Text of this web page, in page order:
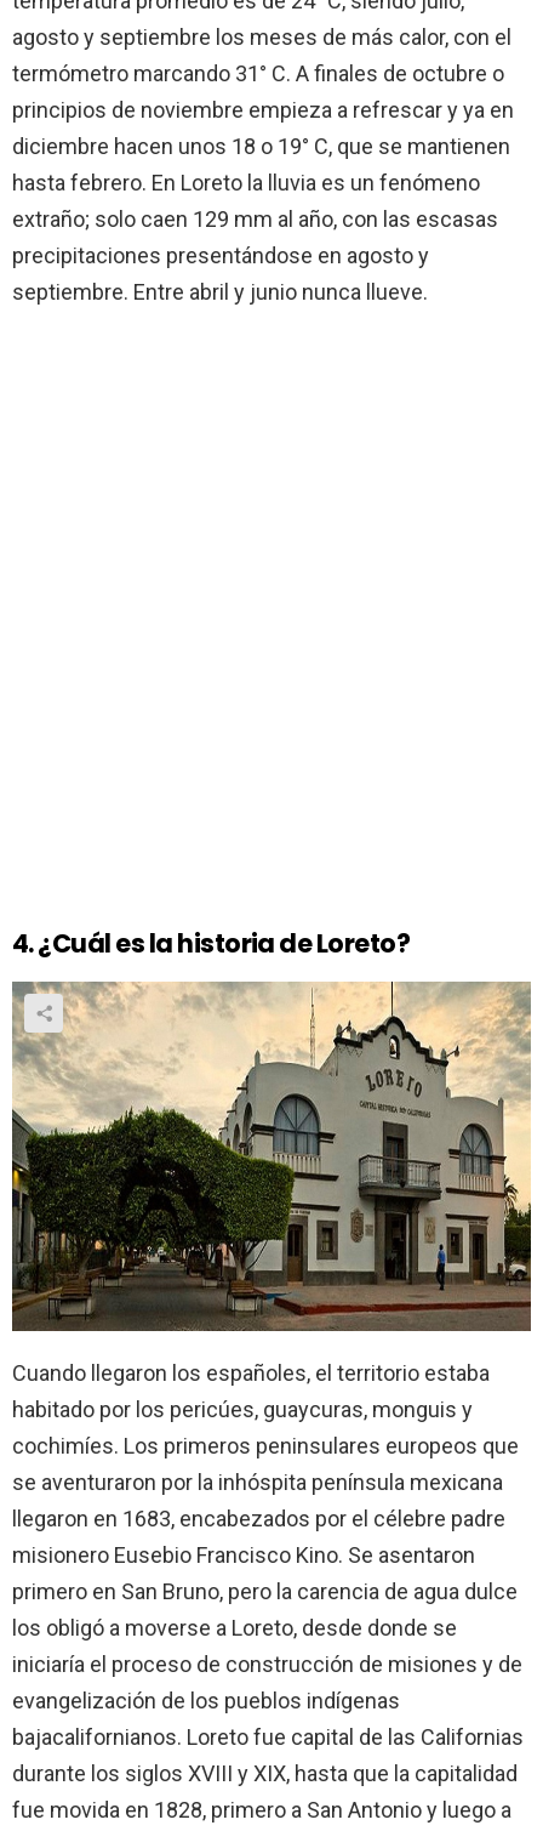
agosto y septiembre los meses de más calor, con el
termómetro marcando 31° C. A finales de octubre o
principios de noviembre empieza a refrescar y ya en
diciembre hacen unos 18 o 19° C, que se mantienen
hasta febrero. En Loreto la lluvia es un fenómeno
extraño; solo caen 129 mm al año, con las escasas
precipitaciones presentándose en agosto y
septiembre. Entre abril y junio nunca llueve.
4. ¿Cuál es la historia de Loreto?
Cuando llegaron los españoles, el territorio estaba
habitado por los pericúes, guaycuras, monguis y
cochimíes. Los primeros peninsulares europeos que
se aventuraron por la inhóspita península mexicana
llegaron en 1683, encabezados por el célebre padre
misionero Eusebio Francisco Kino. Se asentaron
primero en San Bruno, pero la carencia de agua dulce
los obligó a moverse a Loreto, desde donde se
iniciaría el proceso de construcción de misiones y de
evangelización de los pueblos indígenas
bajacalifornianos. Loreto fue capital de las Californias
durante los siglos XVIII y XIX, hasta que la capitalidad
fue movida en 1828, primero a San Antonio y luego a